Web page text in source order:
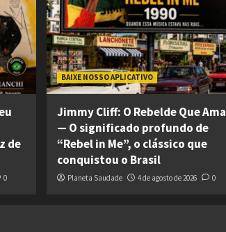
de
0
BAIXE NOSSO APLICATIVO
Jimmy Cliff: O Rebelde Que Ama
— O significado profundo de
“Rebel in Me”, o clássico que
conquistou o Brasil
Planeta Saudade 4 de agosto de 2026 0